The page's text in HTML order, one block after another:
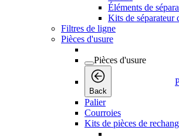
Éléments de
Kits de séparateur
Filtres de ligne
Pièces d'usure
Pièces d'usure
Back
Palier
Courroies
Kits de pièces de